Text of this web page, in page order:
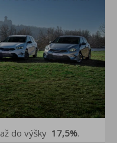
až do výšky 17,5%.